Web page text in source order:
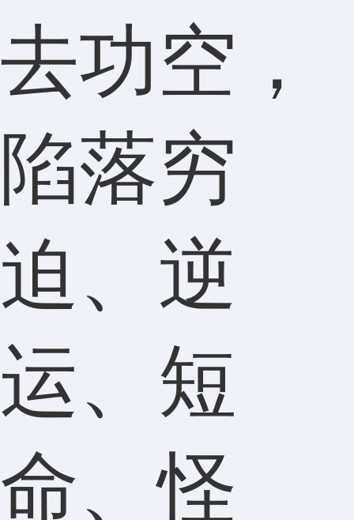
去功空，
陷落穷
迫、逆
运、短
命、怪